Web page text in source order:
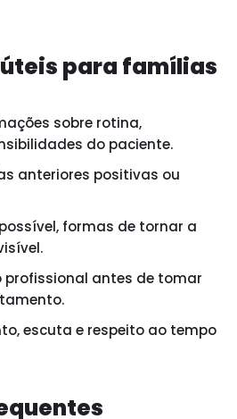
para famílias
sobre rotina,
do paciente.
anteriores positivas ou
formas de tornar a
profissional antes de tomar
escuta e respeito ao tempo